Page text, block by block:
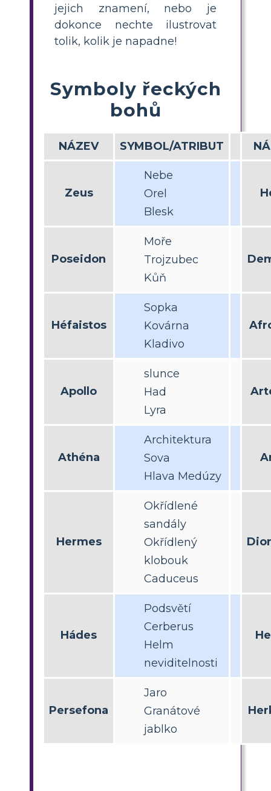
jejich znamení, nebo je
dokonce nechte ilustrovat
tolik, kolik je napadne!
Symboly řeckých
bohů
NÁZEV SYMBOL/ATRIBUT
Zeus
Nebe
Orel
Blesk
Poseidon
Moře
Trojzubec
Kůň
Héfaistos
Sopka
Kovárna
Kladivo
Apollo
slunce
Had
Lyra
Athéna
Architektura
Sova
Hlava Medúzy
Hermes
Okřídlené
sandály
Okřídlený
klobouk
Caduceus
Hádes
Podsvětí
Cerberus
Helm
neviditelnosti
Persefona
Jaro
Granátové
jablko